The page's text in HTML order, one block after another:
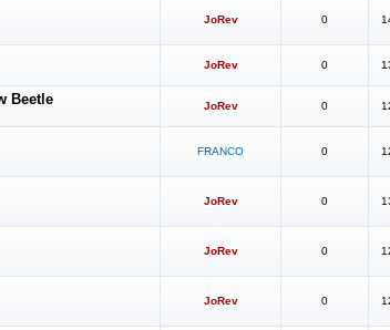
JoRev 0
JoRev 0
Beetle JoRev 0
FRANCO 0
JoRev 0
JoRev 0
JoRev 0